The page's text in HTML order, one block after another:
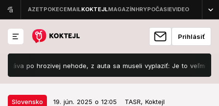
Prihlásiť
hrozivej nehode, z auta sa museli vyplaziť: Je to veľmi ťažké!
Slovensko 19. jún. 2025 o 12:05 TASR, Koktejl
Slovensko 19. jún. 2025 o 12:05